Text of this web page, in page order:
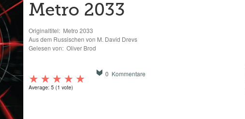
Metro 2033
Originaltitel: Metro 2033
Aus dem Russischen von M. David Drevs
Gelesen von: Oliver Brod
Average: 5 (1 vote)
0 Kommentare